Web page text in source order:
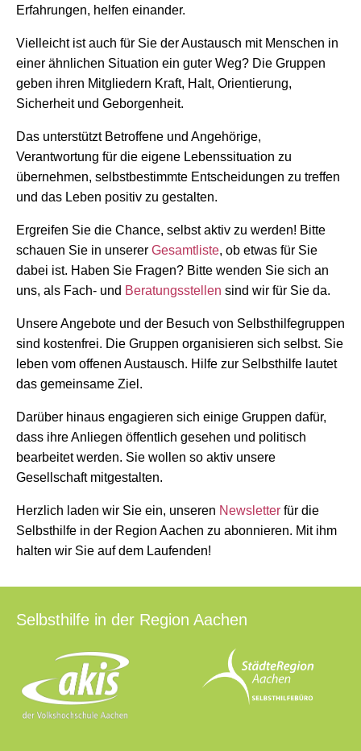
Erfahrungen, helfen einander.
Vielleicht ist auch für Sie der Austausch mit Menschen in
einer ähnlichen Situation ein guter Weg? Die Gruppen
geben ihren Mitgliedern Kraft, Halt, Orientierung,
Sicherheit und Geborgenheit.
Das unterstützt Betroffene und Angehörige,
Verantwortung für die eigene Lebenssituation zu
übernehmen, selbstbestimmte Entscheidungen zu treffen
und das Leben positiv zu gestalten.
Ergreifen Sie die Chance, selbst aktiv zu werden! Bitte
schauen Sie in unserer Gesamtliste, ob etwas für Sie
dabei ist. Haben Sie Fragen? Bitte wenden Sie sich an
uns, als Fach- und Beratungsstellen sind wir für Sie da.
Unsere Angebote und der Besuch von Selbsthilfegruppen
sind kostenfrei. Die Gruppen organisieren sich selbst. Sie
leben vom offenen Austausch. Hilfe zur Selbsthilfe lautet
das gemeinsame Ziel.
Darüber hinaus engagieren sich einige Gruppen dafür,
dass ihre Anliegen öffentlich gesehen und politisch
bearbeitet werden. Sie wollen so aktiv unsere
Gesellschaft mitgestalten.
Herzlich laden wir Sie ein, unseren Newsletter für die
Selbsthilfe in der Region Aachen zu abonnieren. Mit ihm
halten wir Sie auf dem Laufenden!
Selbsthilfe in der Region Aachen